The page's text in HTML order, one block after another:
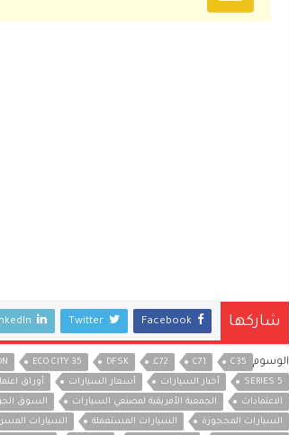
شاركها Facebook
Twitter
الوسوم C35
C71 C72ـ DFSK
ECO CITY 35
SERIES 5
أخبار السيارات أسعار السيارات أوراق
الاعتمادات
الجمعية الأفريقية لمصنعي السيارات السوق
السيارات المحجوزة
السيارات المستعملة السيارات